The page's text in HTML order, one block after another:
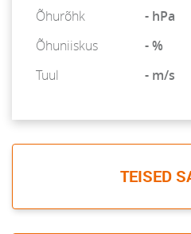
Õhurõhk
- hPa
Õhuniiskus
- %
Tuul
- m/s
TEISED